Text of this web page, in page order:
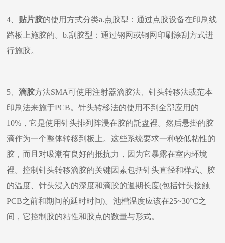
4、 贴片胶的使用方式分类a.点胶型：通过点胶设备在印刷线
路板上施胶的。b.刮胶型：通过钢网或铜网印刷涂刮方式进
行施胶。
5、滴胶方法SMA可使用注射器滴胶法、针头转移法或范本
印刷法来施于PCB。针头转移法的使用不到全部应用的
10%，它是使用针头排列阵浸在胶的託盘裡。然后悬掛的胶
滴作为一个整体转移到板上。这些系统要求一种较低粘性的
胶，而且对吸潮有良好的抵抗力，因为它暴露在室内环境
裡。控制针头转移滴胶的关键因素包括针头直径和样式、胶
的温度、针头浸入的深度和滴胶的週期长度(包括针头接触
PCB之前和期间的延时时间)。池槽温度应该在25~30°C之
间，它控制胶的粘性和胶点的数量与形式。